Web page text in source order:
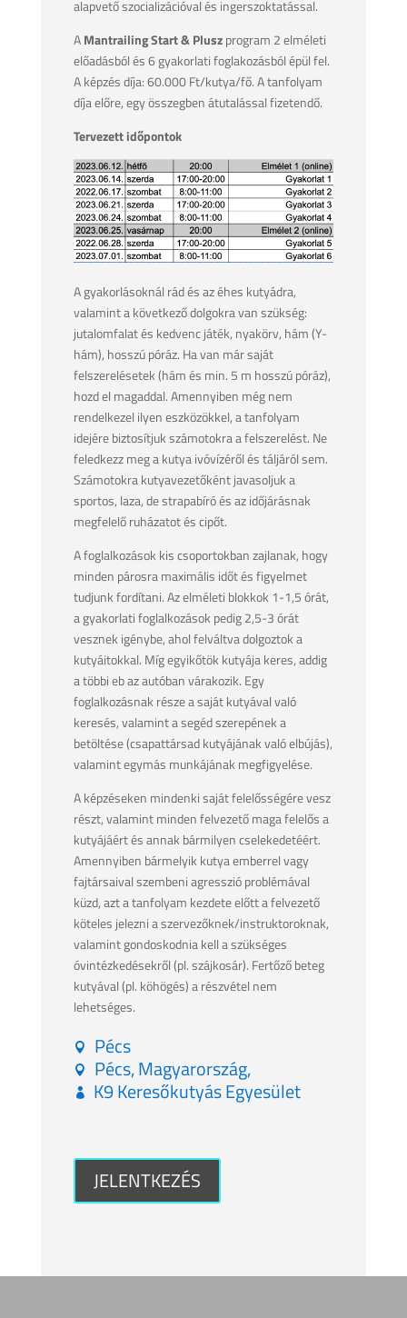
alapvető szocializációval és ingerszoktatással.
AMantrailing Start & Pluszprogram 2 elméleti
előadásból és 6 gyakorlati foglakozásból épül fel.
A képzés díja: 60.000 Ft/kutya/fő. A tanfolyam
díja előre, egy összegben átutalással fizetendő.
Tervezett időpontok
A gyakorlásoknál rád és az éhes kutyádra,
valamint a következő dolgokra van szükség:
jutalomfalat és kedvenc játék, nyakörv, hám (Y-
hám), hosszú póráz. Ha van már saját
felszerelésetek (hám és min. 5 m hosszú póráz),
hozd el magaddal. Amennyiben még nem
rendelkezel ilyen eszközökkel, a tanfolyam
idejére biztosítjuk számotokra a felszerelést. Ne
feledkezz meg a kutya ivóvízéről és táljáról sem.
Számotokra kutyavezetőként javasoljuk a
sportos, laza, de strapabíró és az időjárásnak
megfelelő ruházatot és cipőt.
A foglalkozások kis csoportokban zajlanak, hogy
minden párosra maximális időt és figyelmet
tudjunk fordítani. Az elméleti blokkok 1-1,5 órát,
a gyakorlati foglalkozások pedig 2,5-3 órát
vesznek igénybe, ahol felváltva dolgoztok a
kutyáitokkal. Míg egyikőtök kutyája keres, addig
a többi eb az autóban várakozik. Egy
foglalkozásnak része a saját kutyával való
keresés, valamint a segéd szerepének a
betöltése (csapattársad kutyájának való elbújás),
valamint egymás munkájának megfigyelése.
A képzéseken mindenki saját felelősségére vesz
részt, valamint minden felvezető maga felelős a
kutyájáért és annak bármilyen cselekedetéért.
Amennyiben bármelyik kutya emberrel vagy
fajtársaival szembeni agresszió problémával
küzd, azt a tanfolyam kezdete előtt a felvezető
köteles jelezni a szervezőknek/instruktoroknak,
valamint gondoskodnia kell a szükséges
óvintézkedésekről (pl. szájkosár). Fertőző beteg
kutyával (pl. köhögés) a részvétel nem
lehetséges.
Pécs
Pécs, Magyarország,
K9 Keresőkutyás Egyesület
JELENTKEZÉS